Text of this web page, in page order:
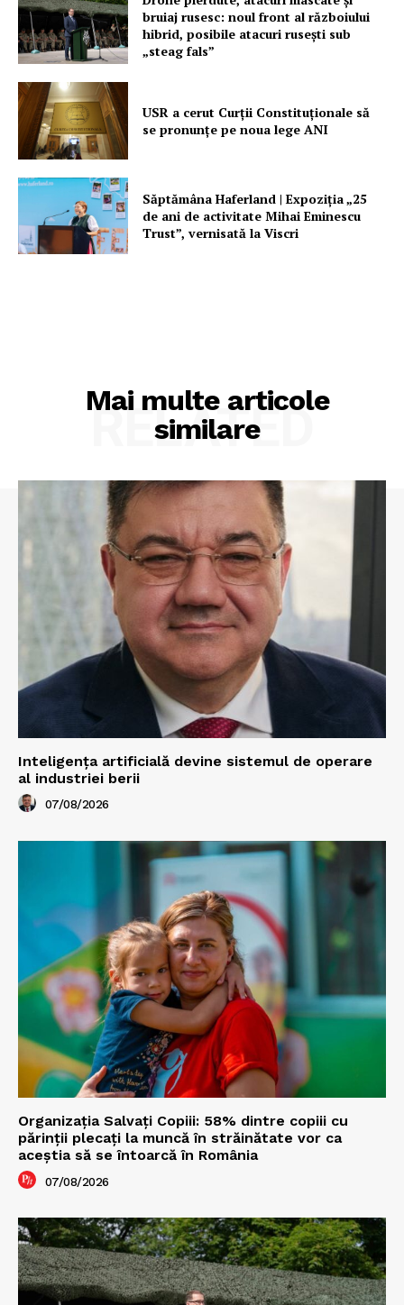
bruiaj rusesc: noul front al războiului
hibrid, posibile atacuri rusești sub
„steag fals”
USR a cerut Curții Constituționale să
se pronunțe pe noua lege ANI
Săptămâna Haferland | Expoziţia „25
de ani de activitate Mihai Eminescu
Trust”, vernisată la Viscri
Mai multe articole
similare
RELATED
Inteligența artificială devine sistemul de operare
al industriei berii
07/08/2026
Organizația Salvați Copiii: 58% dintre copiii cu
părinții plecați la muncă în străinătate vor ca
aceștia să se întoarcă în România
07/08/2026